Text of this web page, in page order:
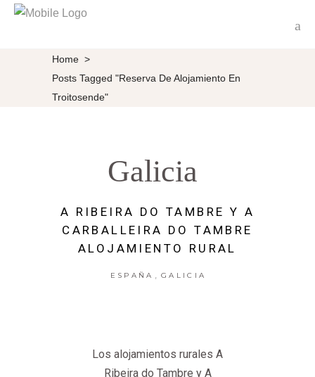
Home >
Posts Tagged "Reserva De Alojamiento En
Troitosende"
Galicia
A RIBEIRA DO TAMBRE Y A
CARBALLEIRA DO TAMBRE
ALOJAMIENTO RURAL
ESPAÑA GALICIA
Los alojamientos rurales A
Ribeira do Tambre y A